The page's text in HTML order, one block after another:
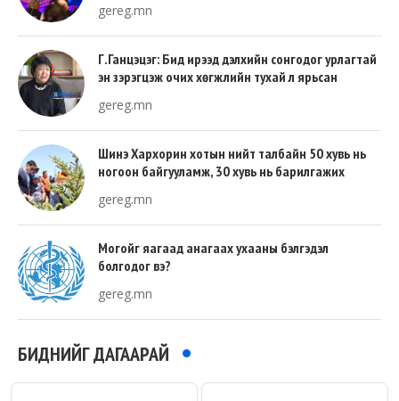
gereg.mn
Г.Ганцэцэг: Бид ирээд дэлхийн сонгодог урлагтай
эн зэрэгцэж очих хөгжлийн тухай л ярьсан
gereg.mn
Шинэ Хархорин хотын нийт талбайн 50 хувь нь
ногоон байгууламж, 30 хувь нь барилгажих
gereg.mn
Могойг яагаад анагаах ухааны бэлгэдэл
болгодог вэ?
gereg.mn
БИДНИЙГ ДАГААРАЙ